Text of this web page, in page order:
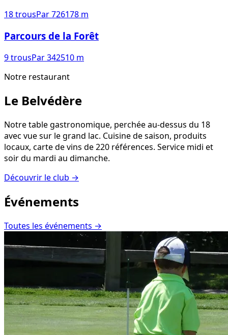
18trousPar726178 m
Parcours de la Forêt
9trousPar342510 m
Notre restaurant
Le Belvédère
Notre table gastronomique, perchée au-dessus du 18
avec vue sur le grand lac. Cuisine de saison, produits
locaux, carte de vins de 220 références. Service midi et
soir du mardi au dimanche.
Découvrir le club →
Événements
Toutes les événements →